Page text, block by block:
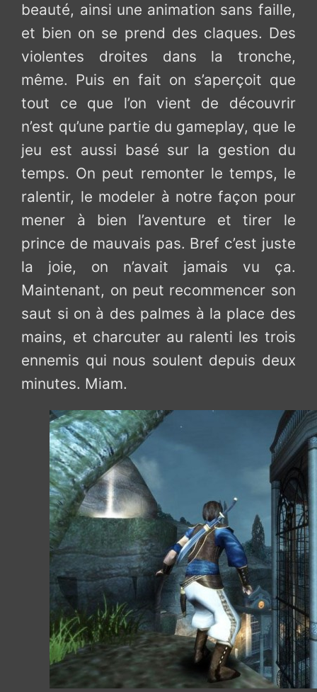
beauté, ainsi une animation sans faille,
et bien on se prend des claques. Des
violentes droites dans la tronche,
même. Puis en fait on s’aperçoit que
tout ce que l’on vient de découvrir
n’est qu’une partie du gameplay, que le
jeu est aussi basé sur la gestion du
temps. On peut remonter le temps, le
ralentir, le modeler à notre façon pour
mener à bien l’aventure et tirer le
prince de mauvais pas. Bref c’est juste
la joie, on n’avait jamais vu ça.
Maintenant, on peut recommencer son
saut si on à des palmes à la place des
mains, et charcuter au ralenti les trois
ennemis qui nous soulent depuis deux
minutes. Miam.